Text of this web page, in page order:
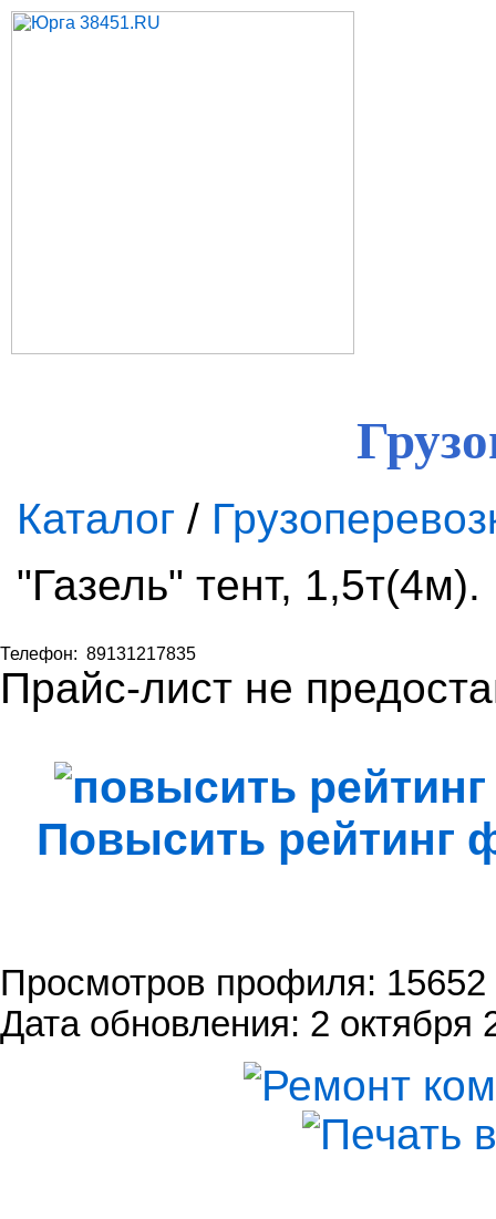
Каталог /
"Газель" тент,
Телефон: 89131217835
Прайс-лист не
Повысить рейтинг
Просмотров профиля: 15652
Дата обновления: 2 октября